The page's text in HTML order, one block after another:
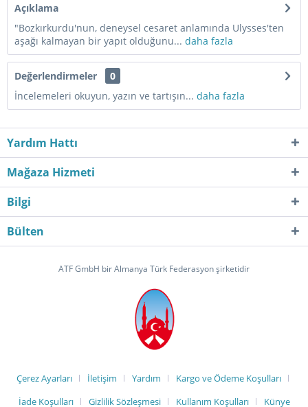
Açıklama
"Bozkırkurdu'nun, deneysel cesaret anlamında Ulysses'ten
aşağı kalmayan bir yapıt olduğunu... daha fazla
Değerlendirmeler
0
İncelemeleri okuyun, yazın ve tartışın... daha fazla
Yardım Hattı
Mağaza Hizmeti
Bilgi
Bülten
ATF GmbH bir Almanya Türk Federasyon şirketidir
Çerez Ayarları İletişim Yardım
Kargo ve Ödeme Koşulları
İade Koşulları
Gizlilik Sözleşmesi Kullanım Koşulları Künye